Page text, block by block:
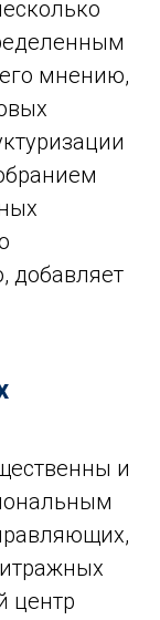
мнению,
добавляет
и
центр